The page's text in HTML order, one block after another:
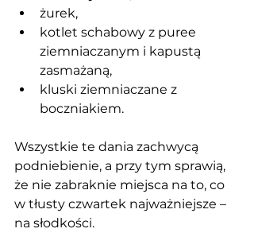
żurek,
kotlet schabowy z puree
ziemniaczanym i kapustą
zasmażaną,
kluski ziemniaczane z
boczniakiem.
Wszystkie te dania zachwycą
podniebienie, a przy tym sprawią,
że nie zabraknie miejsca na to, co
w tłusty czwartek najważniejsze –
na słodkości.